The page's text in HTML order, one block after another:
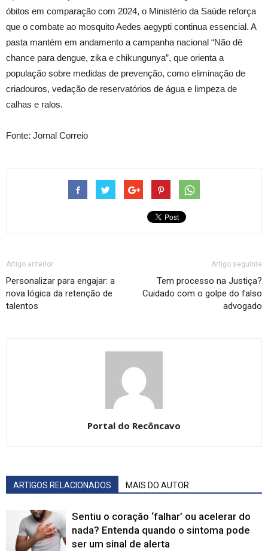
óbitos em comparação com 2024, o Ministério da Saúde reforça
que o combate ao mosquito Aedes aegypti continua essencial. A
pasta mantém em andamento a campanha nacional “Não dê
chance para dengue, zika e chikungunya”, que orienta a
população sobre medidas de prevenção, como eliminação de
criadouros, vedação de reservatórios de água e limpeza de
calhas e ralos.
Fonte: Jornal Correio
Artigo anterior
Personalizar para engajar: a
nova lógica da retenção de
talentos
Artigo seguinte
Tem processo na Justiça?
Cuidado com o golpe do falso
advogado
Portal do Recôncavo
ARTIGOS RELACIONADOS MAIS DO AUTOR
Sentiu o coração ‘falhar’ ou acelerar do
nada? Entenda quando o sintoma pode
ser um sinal de alerta